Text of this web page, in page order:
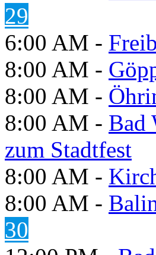
29
6:00 AM -
8:00 AM -
8:00 AM -
8:00 AM - Bad
zum Stadtfest
8:00 AM -
8:00 AM -
30